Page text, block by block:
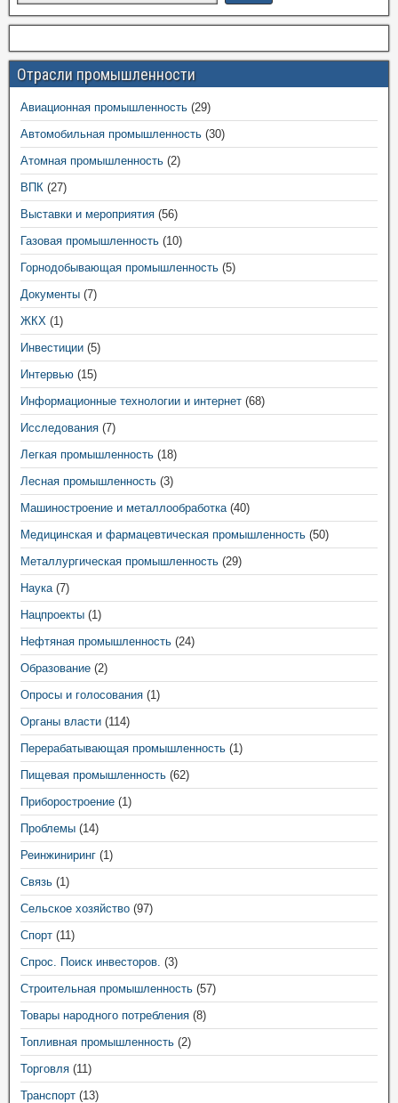
Отрасли промышленности
Авиационная промышленность (29)
Автомобильная промышленность (30)
Атомная промышленность (2)
ВПК (27)
Выставки и мероприятия (56)
Газовая промышленность (10)
Горнодобывающая промышленность (5)
Документы (7)
ЖКХ (1)
Инвестиции (5)
Интервью (15)
Информационные технологии и интернет (68)
Исследования (7)
Легкая промышленность (18)
Лесная промышленность (3)
Машиностроение и металлообработка(40)
Медицинская и фармацевтическая промышленность (50)
Металлургическая промышленность (29)
Наука(7)
Нацпроекты (1)
Нефтяная промышленность (24)
Образование (2)
Опросы и голосования (1)
Органы власти (114)
Перерабатывающая промышленность (1)
Пищевая промышленность (62)
Приборостроение (1)
Проблемы (14)
Реинжиниринг (1)
Связь (1)
Сельское хозяйство (97)
Спорт (11)
Спрос. Поиск инвесторов. (3)
Строительная промышленность (57)
Товары народного потребления (8)
Топливная промышленность (2)
Торговля (11)
Транспорт (13)